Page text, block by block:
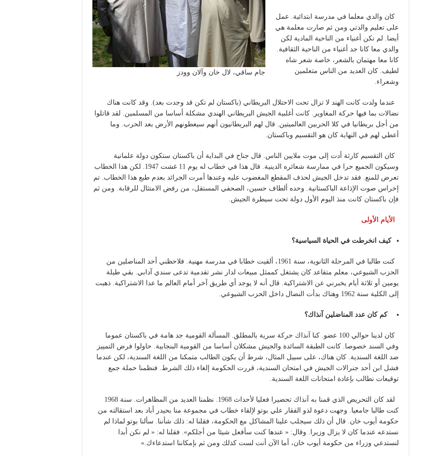
جام ساقي، لال خان وآلان وودز
كان والدي معلما في مدرسة ابتدائية. عمل
على تعليم والدتي ومن ثم صارت معلمة هي
أيضا. لم نكن أغنياء من الناحية المادية لكن
والدي معا كانا جد أغنياء من الناحية الثقافية.
كانا معا مهتمان بالشعر، خاصة شعر شاه
لطيف. كان العديد من الناس متعلمين
وشعراء.
عندما ولدت كانت الهند لا تزال تحت الاحتلال البريطاني (باكستان لم تكن قد وجدت بعد). وقد كانت هناك
نضالات بما فيها حركة المغاوير. كانت أغلبية الجيش البريطاني الهندي مشكلة أساسا من المسلمين. لقد قاتلوا
من أجل بريطانيا في كلا الحربين العالميتين. قال لهم البريطانيون أنهم سيعطونهم الأرض بعد الحرب. وما
أعطي لهم في النهاية كان هو التقسيم وباكستان.
كان التقسيم كارثة أدت إلى موت ملايين الناس. قال جناح في البداية أن باكستان ستكون دولة علمانية
وسيكون الجميع حرا في ممارسة شعائره الدينية. قال هذا في خطاب له يوم 11 غشت 1947. لكن هذا الخطاب
تعرض للمنع. فقد تدخل الجيش لحذف المقطع المغضوب عليه وعندها أمرت الجرائد بعدم طبع هذا الخطاب. تم
إخراس صوت الإذاعة الباكستانية. وحده ألطاف حسين، الصحفي المستقل، من رفض الامتثال للرقابة. ومن ثم
فإن باكستان كانت منذ اليوم الأول دولة تحت سيطرة الجيش.
الأيام الأولى
كيف انخرطت في الحياة السياسية؟
كنت طالبا في المرحلة الثانوية، سنة 1961، ألقيت خطابا في مدرسة مهنية. فلاحظني أحد المناضلين من
الحزب الشيوعي، معلم متقاعد كان يشتغل كممثل مبيعات لدار نشر تقدمية تدعى سندي آدابي. بقي طيلة
يومين أو ثلاثة أيام يخبرني عن الاشتراكية. قال أنه لا يوجد أي طريق آخر أمام العالم ما عدا الاشتراكية. ذهبت
إلى الكلية سنة 1962 وهناك بدأت النضال داخل الحزب الشيوعي.
كم كان عدد المناضلين آنذاك؟
كان لدينا حوالي 100 عضو. كنا آنذاك حركة سرية بالمطلق. المسألة القومية جد هامة في باكستان عموما
وفي السند خصوصا. كانت الطبقة السائدة والجيش مشكلان أساسا من القومية البنجابية. حاولوا فرض التمييز
ضد اللغة السندية. كان هناك، على سبيل المثال، شرط أن يكون الطالب متمكنا من اللغة السندية، لكن عندما
فشل ابن أحد جنرالات الجيش في امتحان السندية، قررت الحكومة إلغاء ذلك الشرط. فنظمنا حملة جمع
توقيعات نطالب بإعادة امتحانات اللغة السندية.
لقد كان التحريض الذي قمنا به آنذاك تحضيرا فعليا لأحداث 1968. نظمنا العديد من المظاهرات. سنة 1968
كنت طالبا جامعيا. وجهت دعوة لذو الفقار علي بوتو لإلقاء خطاب في مجموعة منا بحيدر أباد بعد استقالته من
حكومة أيوب خان. قال أن ذلك سيجلب علينا المشاكل مع الحكومة، فقلنا له: ذلك شأننا. سألنا بوتو لماذا لم
نستدعه عندما كان لا يزال وزيرا. وقال: « عندها كنت سأفعل شيئا من أجلكم». فقلنا له: « لم نكن أبدا
لنستدعي وزراء من حكومة أيوب خان، أما الآن أنت لست كذلك ومن ثم بإمكاننا استدعاءك.»